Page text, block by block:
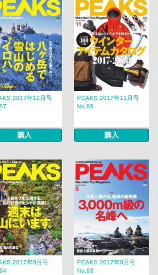
2017年12月号
購入
PEAKS 2017年11月号
No.96
購入
2017年9月号
PEAKS 2017年8月号
No.93